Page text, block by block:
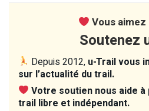
Vous aimez
Soutenez
Depuis 2012, u-Trail vous
sur l’actualité du trail.
Votre soutien nous aide
trail libre et indépendant.